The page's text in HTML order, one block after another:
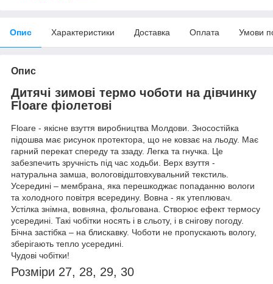
Опис Характеристики Доставка Оплата Умови
Опис
Дитячі зимові термо чоботи на дівчинку
Floare фіолетові
Floare - якісне взуття виробництва Молдови. Зносостійка
підошва має рисунок протектора, що не ковзає на льоду. Має
гарний перекат спереду та ззаду. Легка та гнучка. Це
забезпечить зручність під час ходьби. Верх взуття -
натуральна замша, вологовідштовхувальний текстиль.
Усередині – мембрана, яка перешкоджає попаданню вологи
та холодного повітря всередину. Вовна - як утеплювач.
Устілка знімна, вовняна, фольгована. Створює ефект термосу
усередині. Такі чобітки носять і в сльоту, і в снігову погоду.
Бічна застібка – на блискавку. Чоботи не пропускають вологу,
зберігають тепло усередині.
Чудові чобітки!
Розміри 27, 28, 29, 30